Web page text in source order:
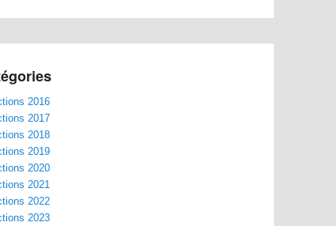
2016
2017
2018
2019
2020
2021
2022
2023